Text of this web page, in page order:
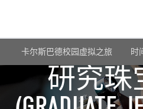
卡尔斯巴德校园虚拟之旅 时
研究珠